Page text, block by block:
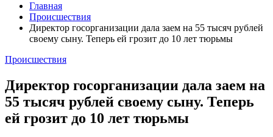
Главная
Происшествия
Директор госорганизации дала заем на 55 тысяч рублей
своему сыну. Теперь ей грозит до 10 лет тюрьмы
Происшествия
Директор госорганизации дала заем на
55 тысяч рублей своему сыну. Теперь
ей грозит до 10 лет тюрьмы